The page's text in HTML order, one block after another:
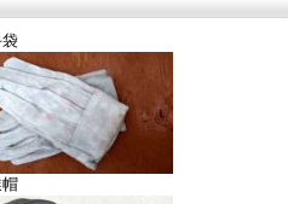
袋
帽